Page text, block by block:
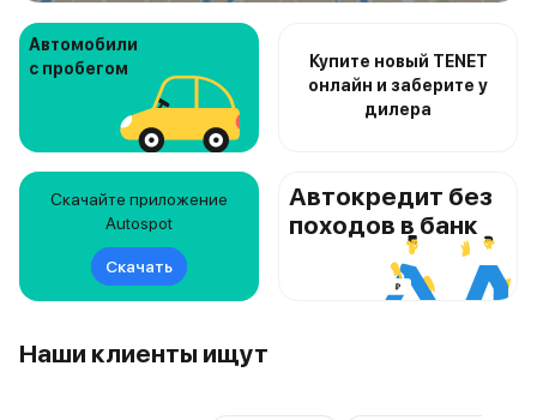
Автомобили
с пробегом
Купите новый TENET
онлайн и заберите у
дилера
Скачайте приложение
Autospot
Скачать
Автокредит без
походов в банк
Наши клиенты ищут